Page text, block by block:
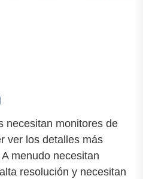
necesitan monitores de
ver los detalles más
menudo necesitan
resolución y necesitan